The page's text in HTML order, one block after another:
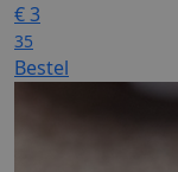
€3
35
Bestel